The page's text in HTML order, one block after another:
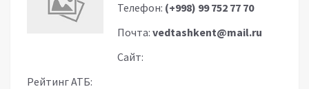
Телефон: (+998) 99 752 77 70
Почта: vedtashkent@mail.ru
Сайт:
Рейтинг АТБ: